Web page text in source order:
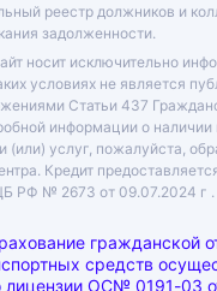
реестр должников и
задолженности.
носит исключительно
условиях не является
Статьи 437
информации о наличии
(или) услуг, пожалуйста,
Кредит
РФ № 2673 от 09.07.2024 г .
гражданской
средств
лицензии ОС№ 0191-03